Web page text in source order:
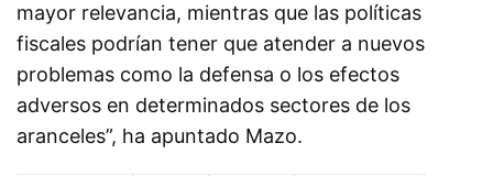
mayor relevancia, mientras que las políticas
fiscales podrían tener que atender a nuevos
problemas como la defensa o los efectos
adversos en determinados sectores de los
aranceles”, ha apuntado Mazo.